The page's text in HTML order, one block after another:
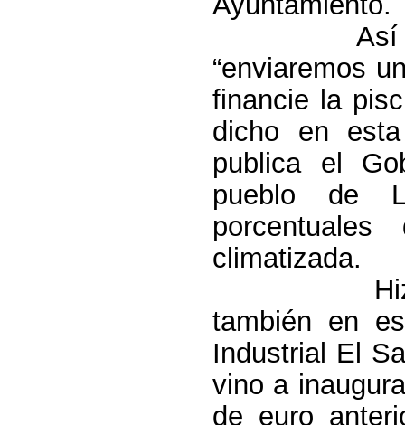
Así
“enviaremos
financie la
dicho en
publica el
pueblo de
climatizada.
también en
Industrial El
vino a
de euro